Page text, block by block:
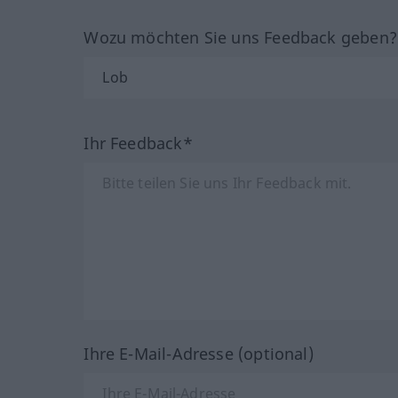
Wozu möchten Sie uns Feedback
Ihr Feedback*
Ihre E-Mail-Adresse (optional)